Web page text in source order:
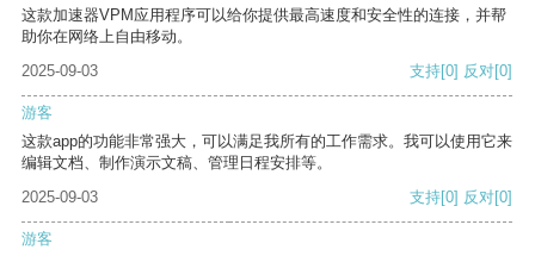
这款加速器VPM应用程序可以给你提供最高速度和安全性的连接，并帮
助你在网络上自由移动。
2025-09-03
支持[0] 反对[0]
游客
这款app的功能非常强大，可以满足我所有的工作需求。我可以使用它来
编辑文档、制作演示文稿、管理日程安排等。
2025-09-03
支持[0] 反对[0]
游客